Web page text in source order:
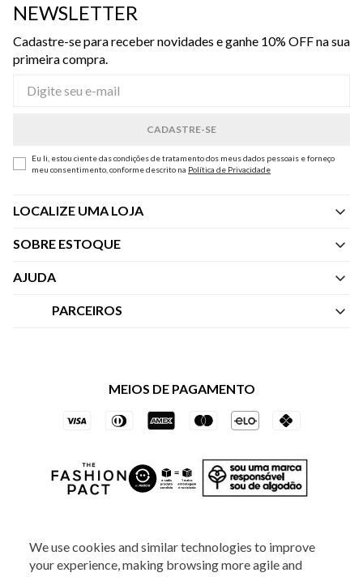
We use cookies and similar technologies to improve
your experience, making browsing more agile and
NEWSLETTER
Cadastre-se para receber novidades e ganhe 10% OFF na sua
primeira compra.
Eu li, estou ciente das condições de tratamento dos meus dados pessoais e forneço
meu consentimento, conforme descrito na Política de Privacidade
LOCALIZE UMA LOJA
SOBRE ESTOQUE
Quem Somos
AJUDA
Central de Atendimento
Trocas e Devoluções
PARCEIROS
Vai de Visa
Azul Fidelidade
MEIOS DE PAGAMENTO